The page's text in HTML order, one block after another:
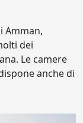
Amman,
dei
Le camere
anche di